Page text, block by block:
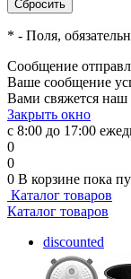
* - Поля,
Сообщение
Ваше сообщение
Вами свяжется наш
Закрыть окно
с 8:00 до 17:00
0
0
0 В корзине пока
Каталог товаров
Каталог товаров
discounted